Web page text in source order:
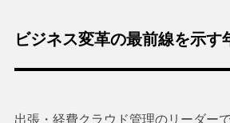
ビジネス変革の最前線を示す
出張・経費クラウド管理のリーダー